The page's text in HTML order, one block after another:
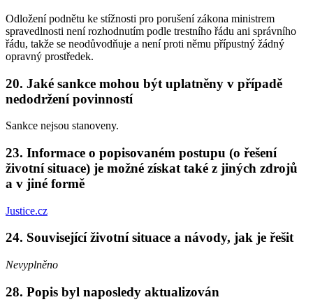
Odložení podnětu ke stížnosti pro porušení zákona ministrem
spravedlnosti není rozhodnutím podle trestního řádu ani správního
řádu, takže se neodůvodňuje a není proti němu přípustný žádný
opravný prostředek.
20. Jaké sankce mohou být uplatněny v případě
nedodržení povinností
Sankce nejsou stanoveny.
23. Informace o popisovaném postupu (o řešení
životní situace) je možné získat také z jiných zdrojů
a v jiné formě
Justice.cz
24. Související životní situace a návody, jak je řešit
Nevyplněno
28. Popis byl naposledy aktualizován